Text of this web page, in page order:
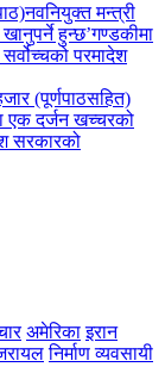
नवनियुक्त मन्त्री
हुन्छ’गण्डकीमा
परमादेश
(पूर्णपाठसहित)
एक दर्जन खच्चरको
सरकारको
अमेरिका इरान
निर्माण व्यवसायी